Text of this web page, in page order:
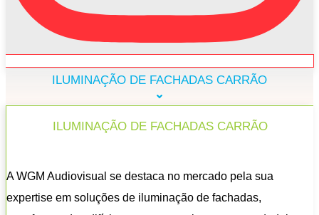
ILUMINAÇÃO DE FACHADAS CARRÃO
ILUMINAÇÃO DE FACHADAS CARRÃO
A WGM Audiovisual se destaca no mercado pela sua
expertise em soluções de iluminação de fachadas,